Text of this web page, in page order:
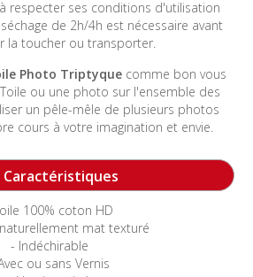
respecter ses conditions d'utilisation
de 2h/4h est nécessaire avant
la toucher ou transporter.
Photo Triptyque comme bon vous
ou une photo sur l'ensemble des
un pêle-mêle de plusieurs photos
cours à votre imagination et envie.
Caractéristiques
100% coton HD
mat texturé
- Indéchirable
ou sans Vernis